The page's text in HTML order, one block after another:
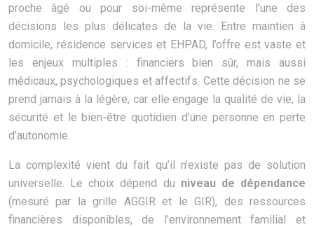
proche âgé ou pour soi-même représente l’une des
décisions les plus délicates de la vie. Entre maintien à
domicile, résidence services et EHPAD, l’offre est vaste et
les enjeux multiples : financiers bien sûr, mais aussi
médicaux, psychologiques et affectifs. Cette décision ne se
prend jamais à la légère, car elle engage la qualité de vie, la
sécurité et le bien-être quotidien d’une personne en perte
d’autonomie.
La complexité vient du fait qu’il n’existe pas de solution
universelle. Le choix dépend du niveau de dépendance
(mesuré par la grille AGGIR et le GIR), des ressources
financières disponibles, de l’environnement familial et